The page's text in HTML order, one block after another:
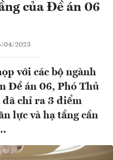
của Đề án 06
04/2023
với các bộ ngành
Đề án 06, Phó Thủ
chỉ ra 3 điểm
lực và hạ tầng cần